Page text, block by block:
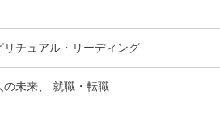
チュアル・リーディング
の未来、 就職・転職